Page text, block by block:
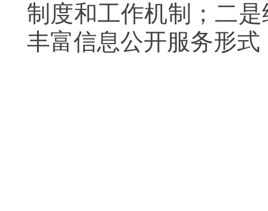
制度和工作机制；二
丰富信息公开服务形